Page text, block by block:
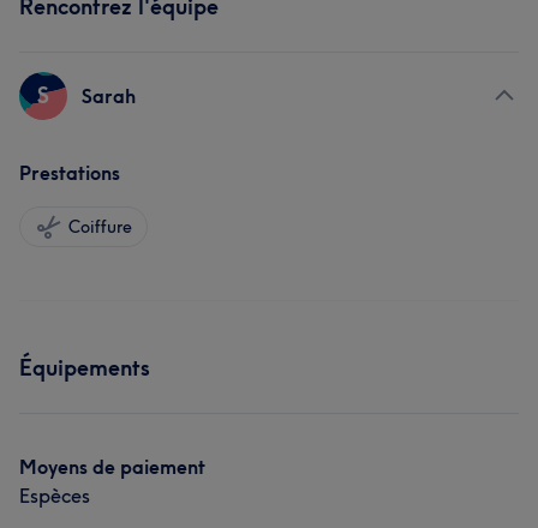
Rencontrez l'équipe
S Sarah
Prestations
Coiffure
Équipements
Moyens de paiement
Espèces